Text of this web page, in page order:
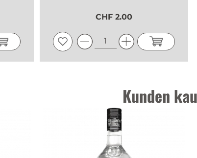
CHF 2.00
Kunden